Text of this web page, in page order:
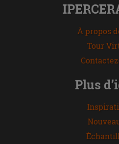
À propos
Tour
Plus